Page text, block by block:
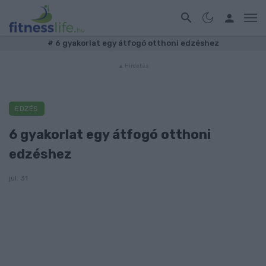
# 6 gyakorlat egy átfogó otthoni edzéshez
EDZÉS
6 gyakorlat egy átfogó otthoni
edzéshez
júl. 31